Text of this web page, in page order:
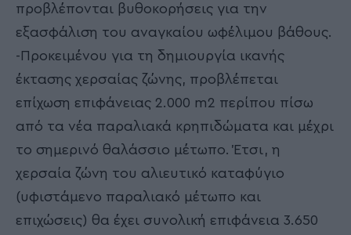
προβλέπονται βυθοκορήσεις για την
εξασφάλιση του αναγκαίου ωφέλιμου βάθους.
-Προκειμένου για τη δημιουργία ικανής
έκτασης χερσαίας ζώνης, προβλέπεται
επίχωση επιφάνειας 2.000 m2 περίπου πίσω
από τα νέα παραλιακά κρηπιδώματα και μέχρι
το σημερινό θαλάσσιο μέτωπο. Έτσι, η
χερσαία ζώνη του αλιευτικό καταφύγιο
(υφιστάμενο παραλιακό μέτωπο και
επιχώσεις) θα έχει συνολική επιφάνεια 3.650